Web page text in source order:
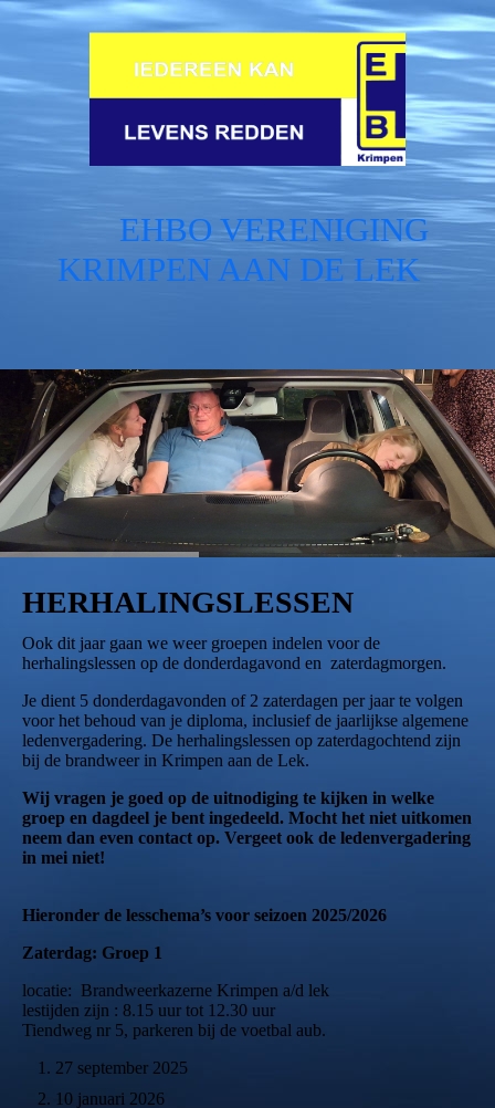
EHBO VERENIGING
KRIMPEN AAN DE LEK
HERHALINGSLESSEN
Ook dit jaar gaan we weer groepen indelen voor de
herhalingslessen op de donderdagavond en zaterdagmorgen.
Je dient 5 donderdagavonden of 2 zaterdagen per jaar te volgen
voor het behoud van je diploma, inclusief de jaarlijkse algemene
ledenvergadering. De herhalingslessen op zaterdagochtend zijn
bij de brandweer in Krimpen aan de Lek.
Wij vragen je goed op de uitnodiging te kijken in welke
groep en dagdeel je bent ingedeeld. Mocht het niet uitkomen
neem dan even contact op. Vergeet ook de ledenvergadering
in mei niet!
Hieronder de lesschema’s voor seizoen 2025/2026
Zaterdag: Groep 1
locatie: Brandweerkazerne Krimpen a/d lek
lestijden zijn : 8.15 uur tot 12.30 uur
Tiendweg nr 5, parkeren bij de voetbal aub.
27 september 2025
10 januari 2026